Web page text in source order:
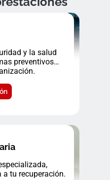
y la salud
preventivos
a tu recuperación.